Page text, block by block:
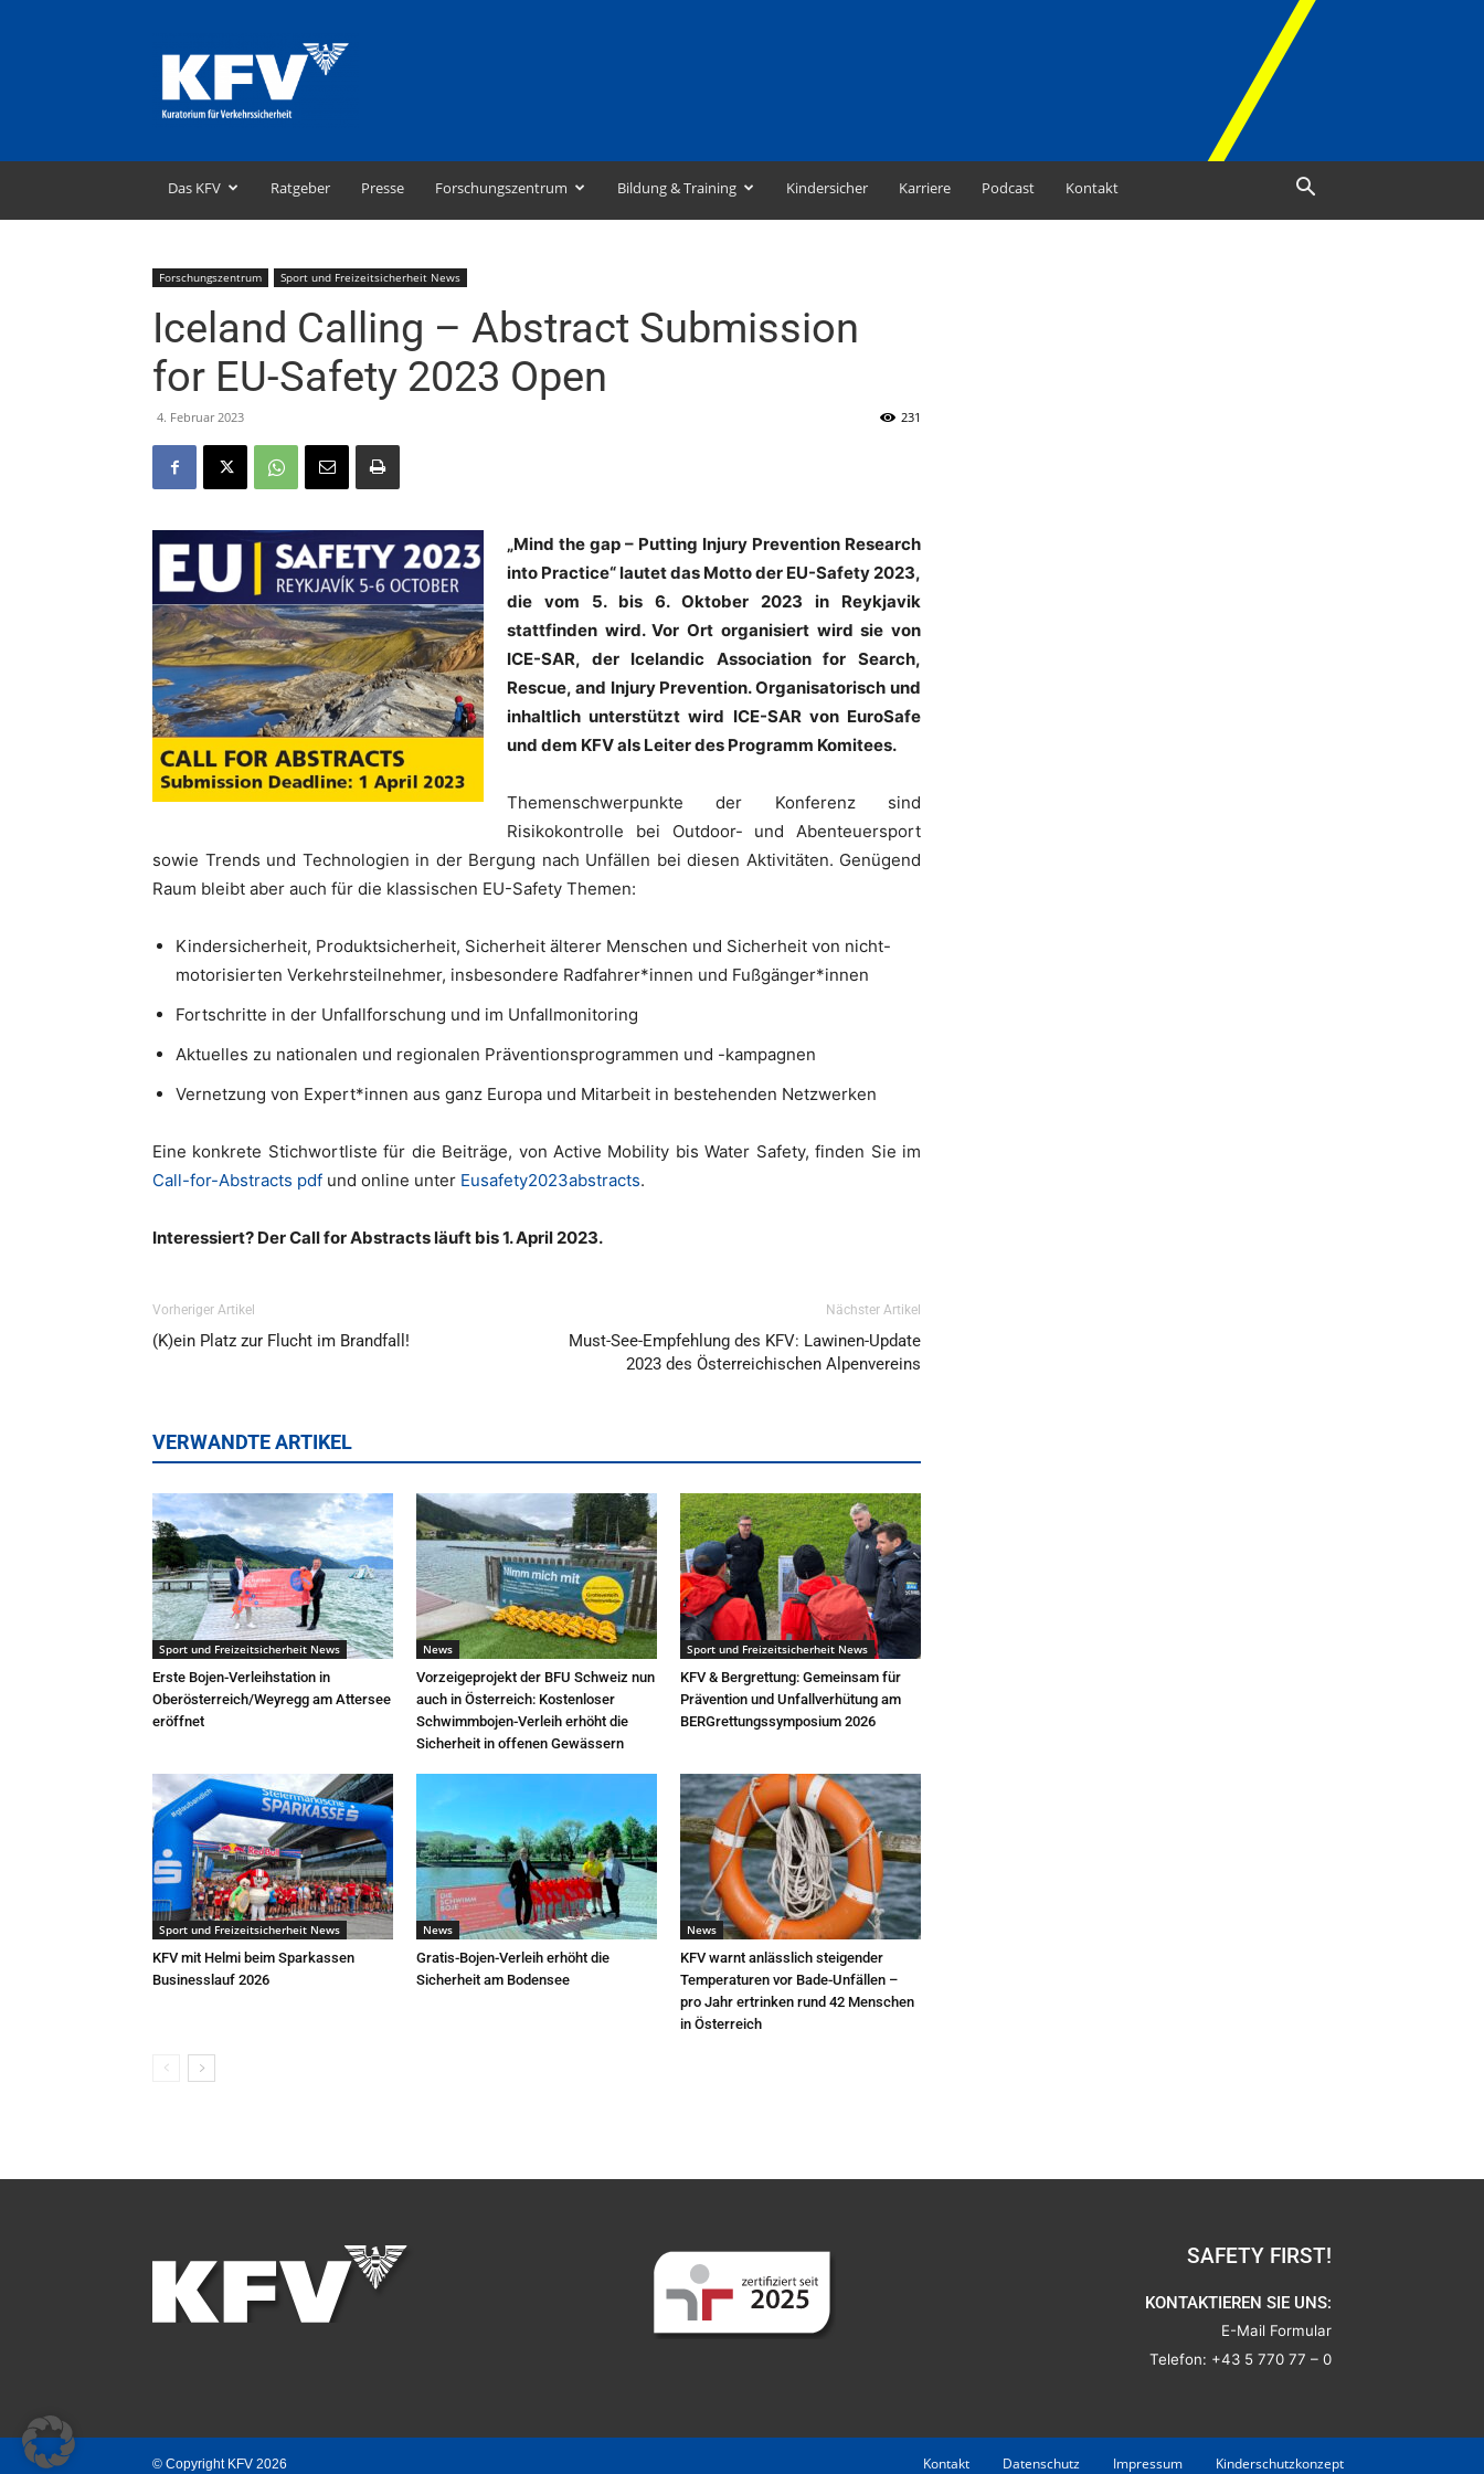
–
Kuratorium
für
Das KFV Ratgeber Presse Forschungszentrum Bildung & Training Kindersicher Karriere Podcast Kontakt
Forschungszentrum Sport und Freizeitsicherheit News
Iceland Calling – Abstract Submission
for EU-Safety 2023 Open
4. Februar 2023 231
„Mind the gap – Putting Injury Prevention Research
into Practice“ lautet das Motto der EU-Safety 2023,
die vom 5. bis 6. Oktober 2023 in Reykjavik
stattfinden wird. Vor Ort organisiert wird sie von
ICE-SAR, der Icelandic Association for Search,
Rescue, and Injury Prevention. Organisatorisch und
inhaltlich unterstützt wird ICE-SAR von EuroSafe
und dem KFV als Leiter des Programm Komitees.
Themenschwerpunkte der Konferenz sind
Risikokontrolle bei Outdoor- und Abenteuersport
sowie Trends und Technologien in der Bergung nach Unfällen bei diesen Aktivitäten. Genügend
Raum bleibt aber auch für die klassischen EU-Safety Themen:
Kindersicherheit, Produktsicherheit, Sicherheit älterer Menschen und Sicherheit von nicht-
motorisierten Verkehrsteilnehmer, insbesondere Radfahrer*innen und Fußgänger*innen
Fortschritte in der Unfallforschung und im Unfallmonitoring
Aktuelles zu nationalen und regionalen Präventionsprogrammen und -kampagnen
Vernetzung von Expert*innen aus ganz Europa und Mitarbeit in bestehenden Netzwerken
Eine konkrete Stichwortliste für die Beiträge, von Active Mobility bis Water Safety, finden Sie im
Call-for-Abstracts pdf und online unter Eusafety2023abstracts.
Interessiert? Der Call for Abstracts läuft bis 1. April 2023.
Vorheriger Artikel
(K)ein Platz zur Flucht im Brandfall!
Nächster Artikel
Must-See-Empfehlung des KFV: Lawinen-Update
2023 des Österreichischen Alpenvereins
VERWANDTE ARTIKEL
Sport und Freizeitsicherheit News
Erste Bojen-Verleihstation in
Oberösterreich/Weyregg am Attersee
eröffnet
News
Vorzeigeprojekt der BFU Schweiz nun
auch in Österreich: Kostenloser
Schwimmbojen-Verleih erhöht die
Sicherheit in offenen Gewässern
Sport und Freizeitsicherheit News
KFV & Bergrettung: Gemeinsam für
Prävention und Unfallverhütung am
BERGrettungssymposium 2026
Sport und Freizeitsicherheit News
KFV mit Helmi beim Sparkassen
Businesslauf 2026
News
Gratis-Bojen-Verleih erhöht die
Sicherheit am Bodensee
News
KFV warnt anlässlich steigender
Temperaturen vor Bade-Unfällen –
pro Jahr ertrinken rund 42 Menschen
in Österreich
SAFETY FIRST!
KONTAKTIEREN SIE UNS:
E-Mail Formular
Telefon: +43 5 770 77 – 0
© Copyright KFV 2026 Kontakt Datenschutz Impressum Kinderschutzkonzept